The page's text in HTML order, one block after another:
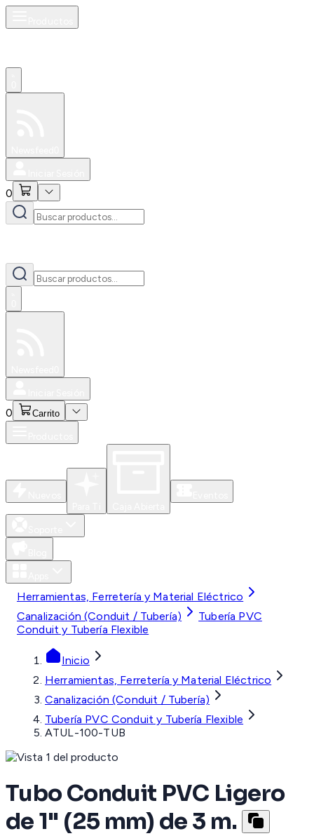
0
0 Carrito
Herramientas, Ferretería y Material Eléctrico
Canalización (Conduit / Tubería)
Tubería PVC
Conduit y Tubería Flexible
Inicio
Herramientas, Ferretería y Material Eléctrico
Canalización (Conduit / Tubería)
Tubería PVC Conduit y Tubería Flexible
ATUL-100-TUB
Tubo Conduit PVC Ligero
de 1" (25 mm) de 3 m.